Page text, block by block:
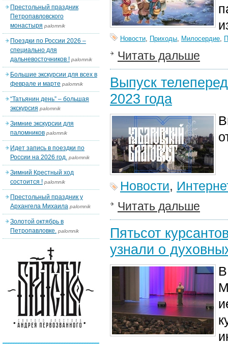
Новости, Приходы, Милосердие,
Читать дальше
Выпуск
2023 года
Новости,
Читать дальше
Пятьсот
узнали о
Престольный праздник
Петропавловского
монастыря palomnik
Поездки по России 2026 –
специально для
дальневосточников ! palomnik
Большие экскурсии для всех в
феврале и марте palomnik
“Татьянин день” – большая
экскурсия palomnik
Зимние экскурсии для
паломников palomnik
Идет запись в поездки по
России на 2026 год. palomnik
Зимний Крестный ход
состоится ! palomnik
Престольный праздник у
Архангела Михаила palomnik
Золотой октябрь в
Петропавловке. palomnik